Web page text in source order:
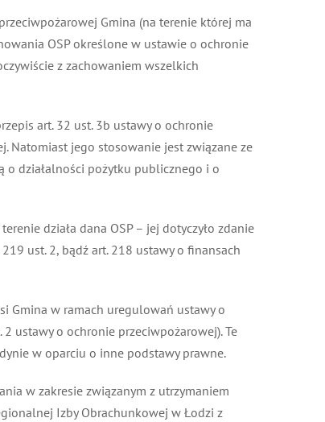
Gmina (na terenie której ma
OSP określone w ustawie o ochronie
z zachowaniem wszelkich
art. 32 ust. 3b ustawy o ochronie
jego stosowanie jest związane ze
działalności pożytku publicznego i o
działa dana OSP – jej dotyczyło zdanie
ust. 2, bądź art. 218 ustawy o finansach
Gmina w ramach uregulowań ustawy o
ustawy o ochronie przeciwpożarowej). Te
w oparciu o inne podstawy prawne.
w zakresie związanym z utrzymaniem
Izby Obrachunkowej w Łodzi z